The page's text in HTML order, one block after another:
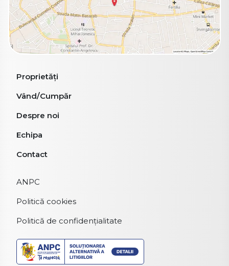
Proprietăți
Vând/Cumpăr
Despre noi
Echipa
Contact
ANPC
Politică cookies
Politică de confidențialitate